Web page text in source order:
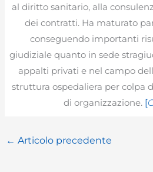
al diritto sanitario, alla
dei contratti. Ha maturato
conseguendo importanti
giudiziale quanto in sede
appalti privati e nel campo
struttura ospedaliera per colpa
di organizzazione. [
← Articolo precedente